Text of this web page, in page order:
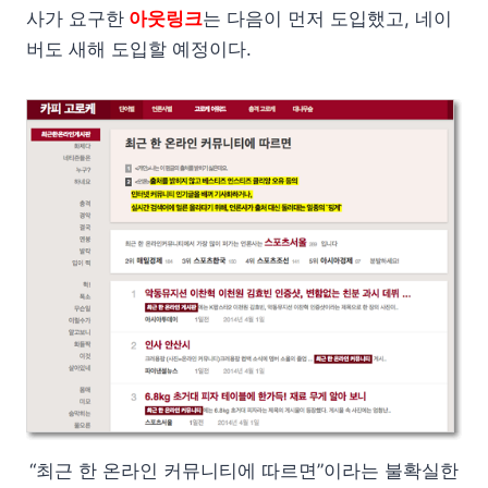
사가 요구한 아웃링크는 다음이 먼저 도입했고, 네이
버도 새해 도입할 예정이다.
“최근 한 온라인 커뮤니티에 따르면”이라는 불확실한